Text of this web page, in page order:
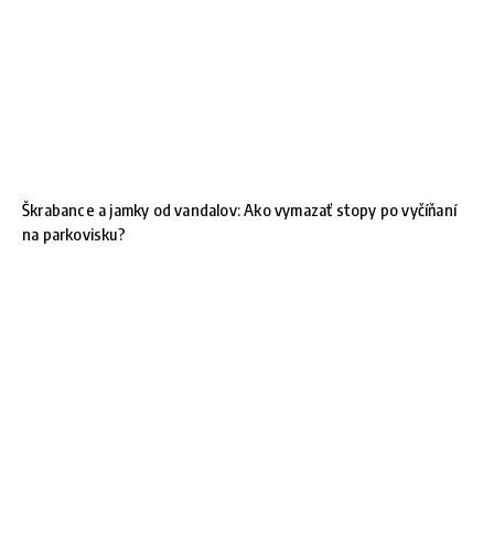
Škrabance a jamky od vandalov: Ako vymazať stopy po vyčíňaní
na parkovisku?